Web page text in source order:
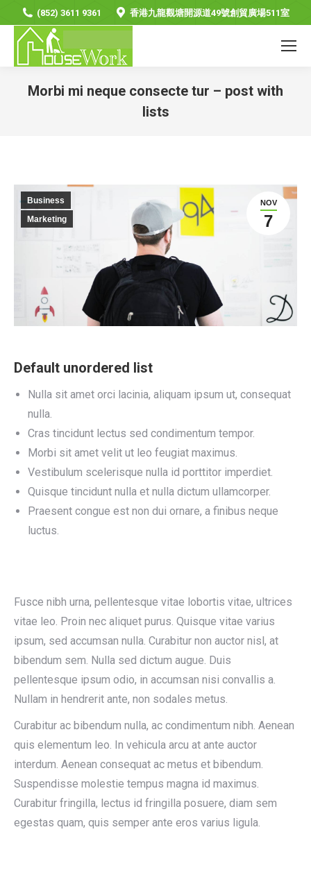
(852) 3611 9361 香港九龍觀塘開源道49號創貿廣場511室
Morbi mi neque consecte tur – post with
lists
NOV
7
Business
Marketing
Default unordered list
Nulla sit amet orci lacinia, aliquam ipsum ut, consequat
nulla.
Cras tincidunt lectus sed condimentum tempor.
Morbi sit amet velit ut leo feugiat maximus.
Vestibulum scelerisque nulla id porttitor imperdiet.
Quisque tincidunt nulla et nulla dictum ullamcorper.
Praesent congue est non dui ornare, a finibus neque
luctus.
Fusce nibh urna, pellentesque vitae lobortis vitae, ultrices
vitae leo. Proin nec aliquet purus. Quisque vitae varius
ipsum, sed accumsan nulla. Curabitur non auctor nisl, at
bibendum sem. Nulla sed dictum augue. Duis
pellentesque ipsum odio, in accumsan nisi convallis a.
Nullam in hendrerit ante, non sodales metus.
Curabitur ac bibendum nulla, ac condimentum nibh. Aenean
quis elementum leo. In vehicula arcu at ante auctor
interdum. Aenean consequat ac metus et bibendum.
Suspendisse molestie tempus magna id maximus.
Curabitur fringilla, lectus id fringilla posuere, diam sem
egestas quam, quis semper ante eros varius ligula.